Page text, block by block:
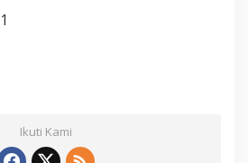
Ikuti Kami